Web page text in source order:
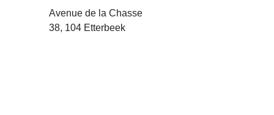
Avenue de la Chasse
38, 104 Etterbeek